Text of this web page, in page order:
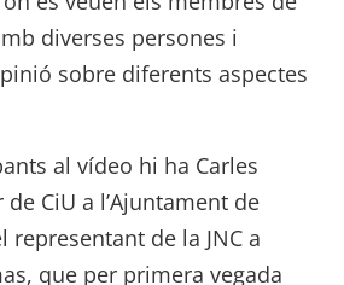
diverses persones i
sobre diferents aspectes
al vídeo hi ha Carles
CiU a l’Ajuntament de
representant de la JNC a
que per primera vegada